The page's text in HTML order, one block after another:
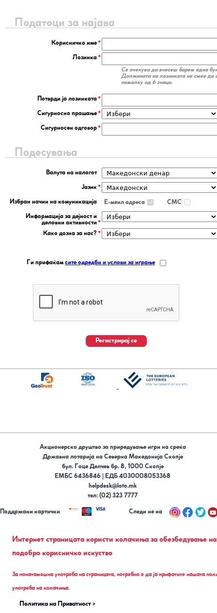
Интернет страницата користи колачиња за обезбедување на
подобро корисничко искуство
За понатамошна употреба на страницата, потребно е да ја прифатите нашата
употреба на колачиња.
Политика на Приватност >
Податоци за најава
Корисничко име
Лозинка
Се очекува да внесеш барем една
Должината на лозинката не смее да
помалку од 6 знаци.
Потврди ја лозинката
Сигурносно прашање
Сигурносен одговор
Подесувања
Валута на налогот
Јазик
Избран начин на комуникација Е-меил адреса СМС
Информација за дејност и
деловни активности
Како дозна за нас?
Ги прифаќам сите одредби и услови за играње
Регистрирај се
Акционерско друштво за приредување игри на среќа
Државна лотарија на Северна Македонија Скопје
бул. Гоце Делчев бр. 8, 1000 Скопје
ЕМБС 6436846 | ЕДБ 4030008053368
helpdesk@loto.mk
тел: (02) 323 7777
Поддржани картички Следи не на